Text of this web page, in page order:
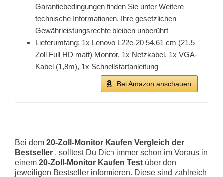
Garantiebedingungen finden Sie unter Weitere
technische Informationen. Ihre gesetzlichen
Gewährleistungsrechte bleiben unberührt
Lieferumfang: 1x Lenovo L22e-20 54,61 cm (21.5
Zoll Full HD matt) Monitor, 1x Netzkabel, 1x VGA-
Kabel (1,8m), 1x Schnellstartanleitung
Bei Amazon anschauen
Bei dem 20-Zoll-Monitor Kaufen Vergleich der
Bestseller , solltest Du Dich immer schon im Voraus in
einem 20-Zoll-Monitor Kaufen Test über den
jeweiligen Bestseller informieren. Diese sind zahlreich